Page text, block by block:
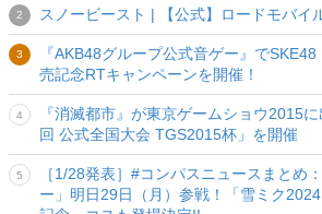
スノービースト | 【公式】ロードモバイ
『AKB48グループ公式音ゲー』で
売記念RTキャンペーンを開催！
『消滅都市』が東京ゲームショウ2015
回 公式全国大会 TGS2015杯」を開催
［1/28発表］#コンパスニュースまとめ
ー」明日29日（月）参戦！「雪ミク